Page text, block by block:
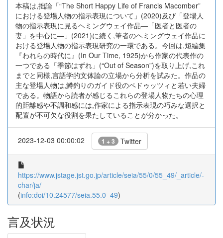
本稿は,拙論「“The Short Happy Life of Francis Macomber”
における登場人物の指示表現について」(2020)及び「登場人
物の指示表現に見るヘミングウェイ作品―「医者と医者の
妻」を中心に―」(2021)に続く,筆者のヘミングウェイ作品に
おける登場人物の指示表現研究の一環である。今回は,短編集
『われらの時代に』(In Our Time, 1925)から作家の代表作の
一つである「季節はずれ」(“Out of Season”)を取り上げ,これ
までと同様,言語学的文体論の立場から分析を試みた。作品の
主な登場人物は,鱒釣りのガイド役のペドゥッツィと若い夫婦
である。物語から読者が感じるこれらの登場人物たちの心理
的距離感や不調和感には,作家による指示表現の巧みな選択と
配置が不可欠な役割を果たしていることが分かった。
2023-12-03 00:00:02 1 + 3 Twitter
https://www.jstage.jst.go.jp/article/seia/55/0/55_49/_article/-
char/ja/
(info:doi/10.24577/seia.55.0_49)
言及状況